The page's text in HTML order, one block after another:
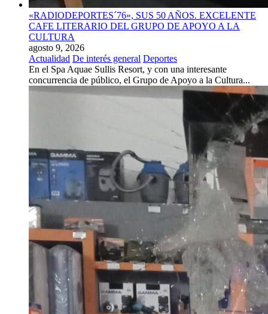
«RADIODEPORTES´76», SUS 50 AÑOS. EXCELENTE
CAFE LITERARIO DEL GRUPO DE APOYO A LA
CULTURA
agosto 9, 2026
Actualidad De interés general Deportes
En el Spa Aquae Sullis Resort, y con una interesante
concurrencia de público, el Grupo de Apoyo a la Cultura...